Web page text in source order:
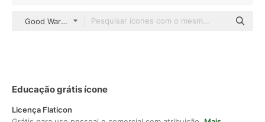
Good Ware Lineal
Educação grátis ícone
Licença Flaticon